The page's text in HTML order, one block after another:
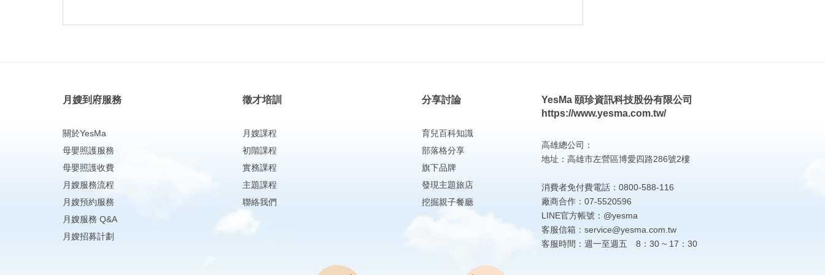
月嫂到府服務
關於YesMa
母嬰照護服務
母嬰照護收費
月嫂服務流程
月嫂預約服務
月嫂服務 Q&A
月嫂招募計劃
徵才培訓
月嫂課程
初階課程
實務課程
主題課程
聯絡我們
分享討論
育兒百科知識
部落格分享
旗下品牌
發現主題旅店
挖掘親子餐廳
YesMa 頤珍資訊科技股份有限公司
https://www.yesma.com.tw/
高雄總公司：
地址：高雄市左營區博愛四路286號2樓
消費者免付費電話：0800-588-116
廠商合作：07-5520596
LINE官方帳號：@yesma
客服信箱：service@yesma.com.tw
客服時間：週一至週五 8：30 ~ 17：30